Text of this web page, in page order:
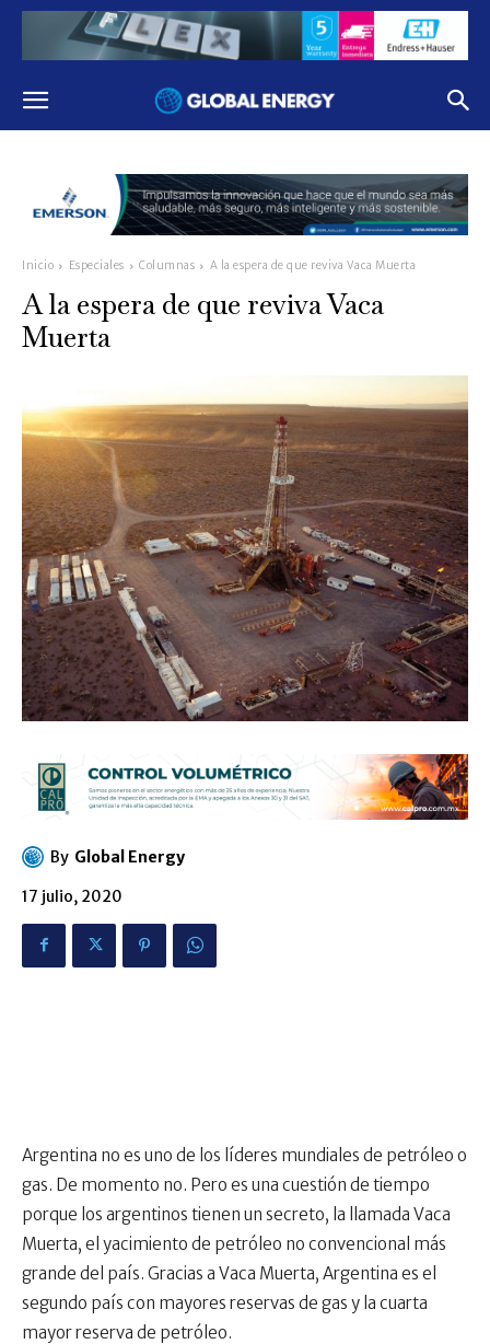
Inicio Especiales Columnas A la espera de que reviva Vaca Muerta
A la espera de que reviva Vaca
Muerta
By Global Energy
17 julio, 2020
Argentina no es uno de los líderes mundiales de petróleo o
gas. De momento no. Pero es una cuestión de tiempo
porque los argentinos tienen un secreto, la llamada Vaca
Muerta, el yacimiento de petróleo no convencional más
grande del país. Gracias a Vaca Muerta, Argentina es el
segundo país con mayores reservas de gas y la cuarta
mayor reserva de petróleo.